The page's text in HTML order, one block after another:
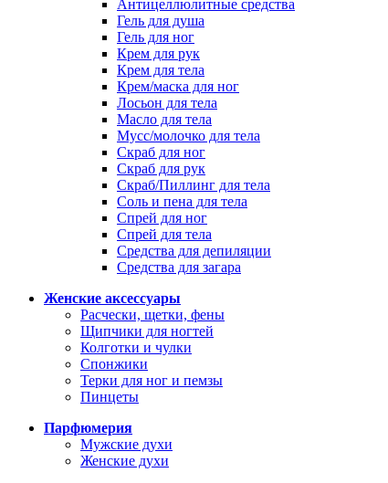
Антицеллюлитные средства
Гель для душа
Гель для ног
Крем для рук
Крем для тела
Крем/маска для ног
Лосьон для тела
Масло для тела
Мусс/молочко для тела
Скраб для ног
Скраб для рук
Скраб/Пиллинг для тела
Соль и пена для тела
Спрей для ног
Спрей для тела
Средства для депиляции
Средства для загара
Женские аксессуары
Расчески, щетки, фены
Щипчики для ногтей
Колготки и чулки
Спонжики
Терки для ног и пемзы
Пинцеты
Парфюмерия
Мужские духи
Женские духи